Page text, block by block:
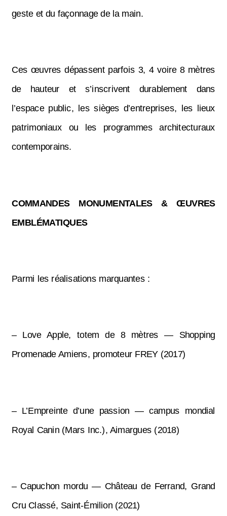
geste et du façonnage de la main.
Ces œuvres dépassent parfois 3, 4 voire 8 mètres
de hauteur et s’inscrivent durablement dans
l’espace public, les sièges d’entreprises, les lieux
patrimoniaux ou les programmes architecturaux
contemporains.
COMMANDES MONUMENTALES & ŒUVRES
EMBLÉMATIQUES
Parmi les réalisations marquantes :
– Love Apple, totem de 8 mètres — Shopping
Promenade Amiens, promoteur FREY (2017)
– L’Empreinte d’une passion — campus mondial
Royal Canin (Mars Inc.), Aimargues (2018)
– Capuchon mordu — Château de Ferrand, Grand
Cru Classé, Saint-Émilion (2021)